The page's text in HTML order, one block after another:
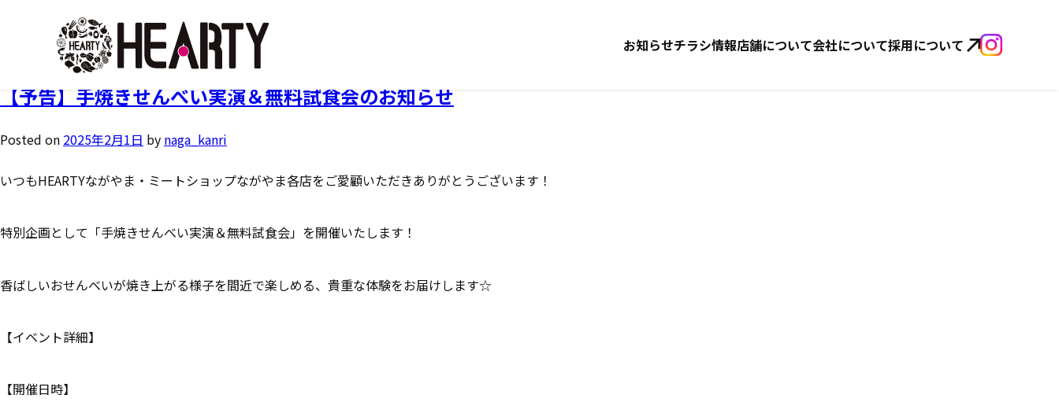
お知らせチラシ情報店舗について会社について採用について
タグ:手焼きせんべい体験
【予告】手焼きせんべい実演＆無料試食会のお知らせ
Posted on 2025年2月1日 by naga_kanri
いつもHEARTYながやま・ミートショップながやま各店をご愛顧いただきありがとうございます！
特別企画として「手焼きせんべい実演＆無料試食会」を開催いたします！
香ばしいおせんべいが焼き上がる様子を間近で楽しめる、貴重な体験をお届けします☆
【イベント詳細】
【開催日時】